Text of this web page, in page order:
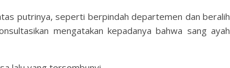
putrinya, seperti berpindah departemen dan beralih
mengatakan kepadanya bahwa sang ayah